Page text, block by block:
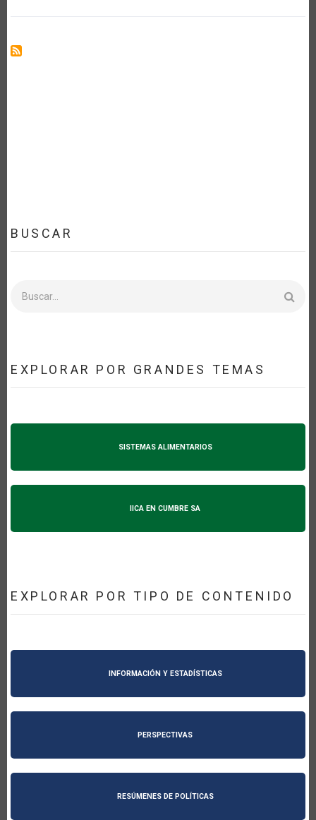
BUSCAR
EXPLORAR POR GRANDES TEMAS
SISTEMAS ALIMENTARIOS
IICA EN CUMBRE SA
EXPLORAR POR TIPO DE CONTENIDO
INFORMACIÓN Y ESTADÍSTICAS
PERSPECTIVAS
RESÚMENES DE POLÍTICAS